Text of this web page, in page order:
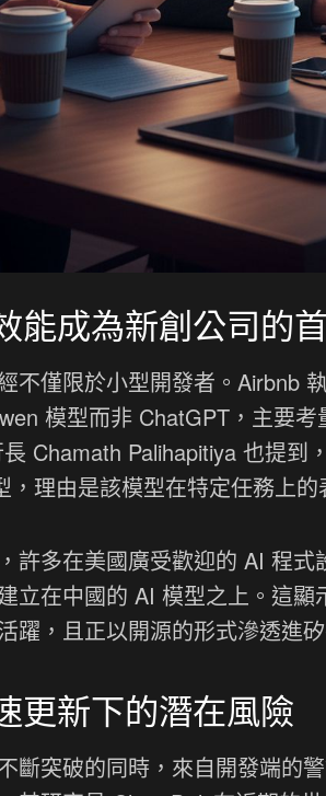
能成為新創公司的
不僅限於小型開發者。Airbnb
模型而非 ChatGPT，主要
Chamath Palihapitiya 也提
，理由是該模型在特定任務上
許多在美國廣受歡迎的 AI 程
立在中國的 AI 模型之上。這
躍，且正以開源的形式滲透進
更新下的潛在風險
斷突破的同時，來自開發端的